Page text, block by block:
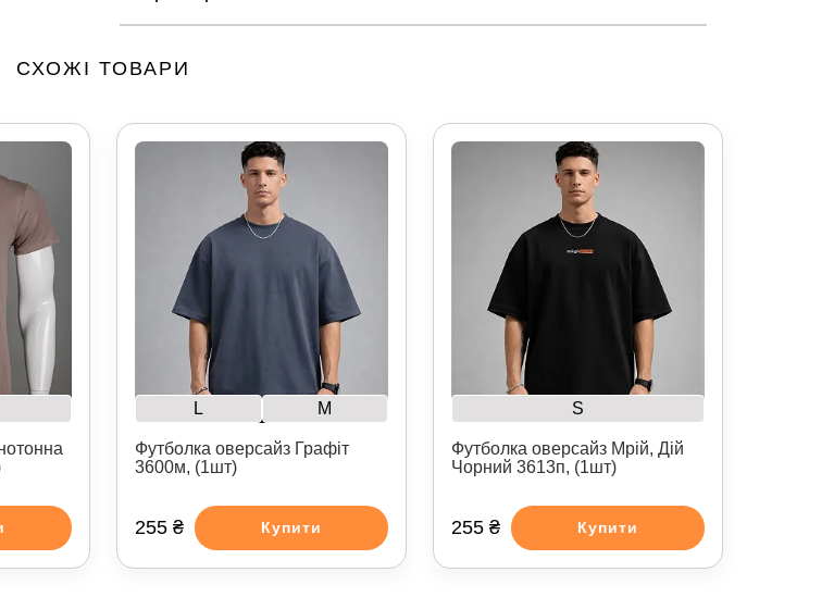
СХОЖІ ТОВАРИ
L M
Футболка оверсайз Графіт
3600м, (1шт)
255 ₴ Купити
S
Футболка оверсайз Мрій, Дій
Чорний 3613п, (1шт)
255 ₴ Купити